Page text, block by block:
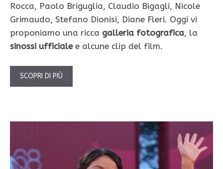
Rocca, Paolo Briguglia, Claudio Bigagli, Nicole
Grimaudo, Stefano Dionisi, Diane Fleri. Oggi vi
proponiamo una ricca galleria fotografica, la
sinossi ufficialee alcune clip del film.
SCOPRI DI PIÙ